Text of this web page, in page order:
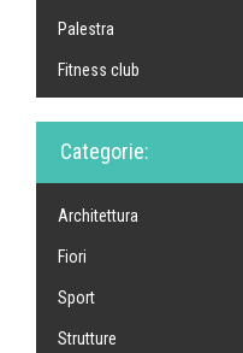
Palestra
Fitness club
Categorie:
Architettura
Fiori
Sport
Strutture